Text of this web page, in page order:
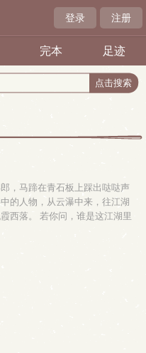
登录 注册
完本 足迹
，马蹄在青石板上踩出哒哒声
的人物，从云瀑中来，往江湖
西落。 若你问，谁是这江湖里
明月，我。……这或许是一个
...